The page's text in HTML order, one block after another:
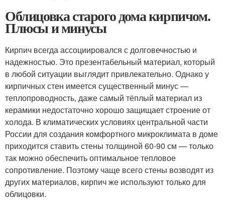
Облицовка старого дома кирпичом.
Плюсы и минусы
Кирпич всегда ассоциировался с долговечностью и
надежностью. Это презентабельный материал, который
в любой ситуации выглядит привлекательно. Однако у
кирпичных стен имеется существенный минус —
теплопроводность, даже самый тёплый материал из
керамики недостаточно хорошо защищает строение от
холода. В климатических условиях центральной части
России для создания комфортного микроклимата в доме
приходится ставить стены толщиной 60-90 см — только
так можно обеспечить оптимальное тепловое
сопротивление. Поэтому чаще всего стены возводят из
других материалов, кирпич же используют только для
облицовки.